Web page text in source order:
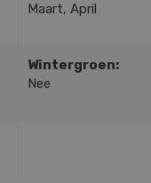
Maart, April
Wintergroen:
Nee